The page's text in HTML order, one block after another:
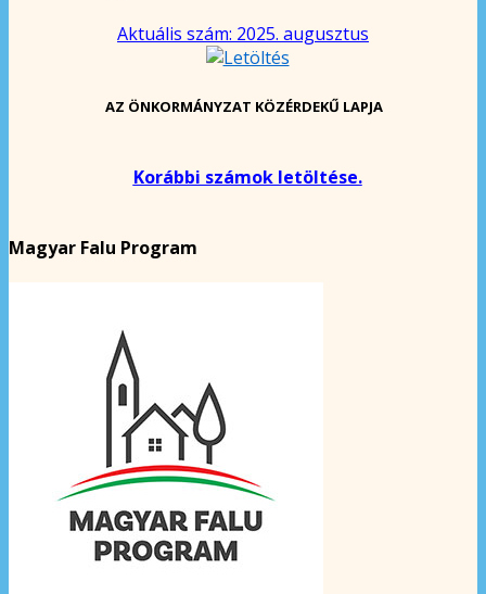
Aktuális szám: 2025. augusztus
AZ ÖNKORMÁNYZAT KÖZÉRDEKŰ LAPJA
Korábbi számok letöltése.
Magyar Falu Program